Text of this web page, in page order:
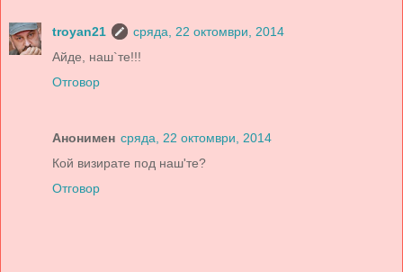
troyan21
сряда, 22 октомври, 2014
Айде, наш`те!!!
Отговор
Анонимен сряда, 22 октомври, 2014
Кой визирaте под нaш'те?
Отговор